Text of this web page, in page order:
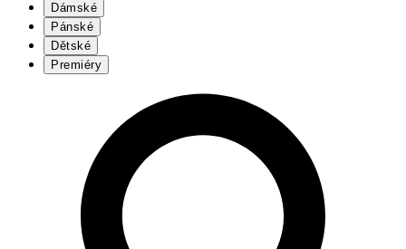
Dámské
Pánské
Dětské
Premiéry